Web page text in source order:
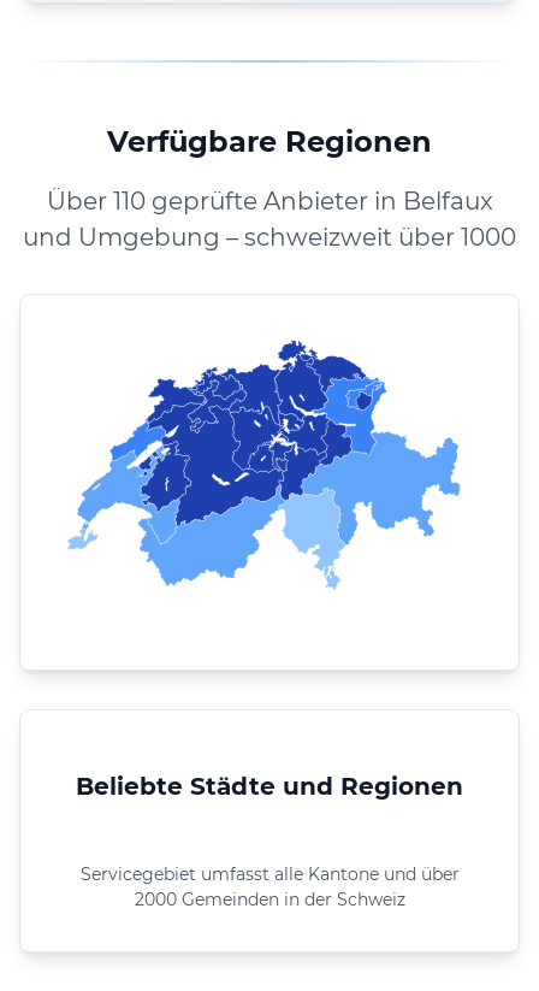
Verfügbare Regionen
Über 110 geprüfte Anbieter in Belfaux
und Umgebung – schweizweit über 1000
Beliebte Städte und Regionen
Servicegebiet umfasst alle Kantone und über
2000 Gemeinden in der Schweiz